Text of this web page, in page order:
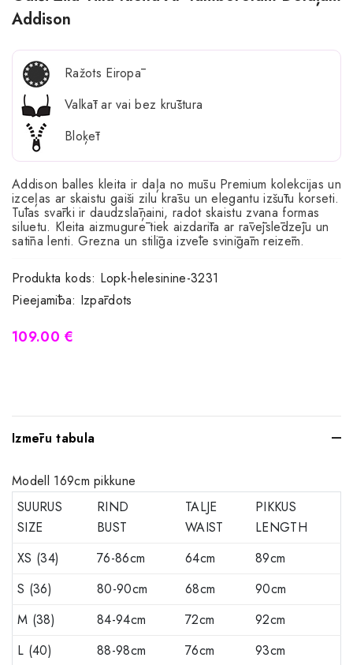
Addison
Ražots Eiropā
Valkāt ar vai bez krūštura
Bloķēt
Addison balles kleita ir daļa no mūsu Premium kolekcijas un
izceļas ar skaistu gaiši zilu krāsu un elegantu izšūtu korseti.
Tūlas svārki ir daudzslāņaini, radot skaistu zvana formas
siluetu. Kleita aizmugurē tiek aizdarīta ar rāvējslēdzēju un
satīna lenti. Grezna un stilīga izvēle svinīgām reizēm.
Produkta kods: Lopk-helesinine-3231
Pieejamība: Izpārdots
109.00 €
Izmēru tabula
Modell 169cm pikkune
SUURUS
SIZE
RIND
BUST
TALJE
WAIST
PIKKUS
LENGTH
XS (34)
76-86cm 64cm
89cm
S (36)
80-90cm 68cm
90cm
M (38)
84-94cm 72cm
92cm
L (40)
88-98cm 76cm 93cm